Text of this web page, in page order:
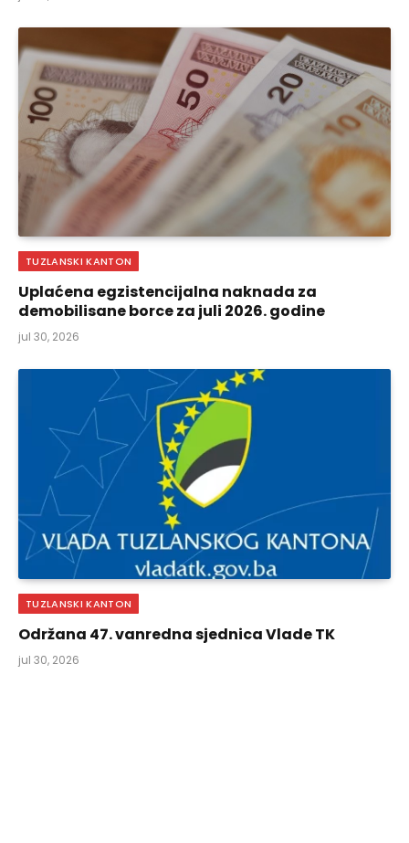
TUZLANSKI KANTON
Uplaćena egzistencijalna naknada za
demobilisane borce za juli 2026. godine
jul 30, 2026
TUZLANSKI KANTON
Održana 47. vanredna sjednica Vlade TK
jul 30, 2026